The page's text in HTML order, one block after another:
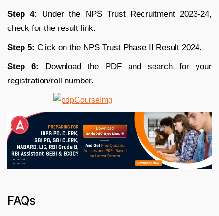
Step 4:
Under the NPS Trust Recruitment 2023-24,
check for the result link.
Step 5: Click on the NPS Trust Phase II Result 2024.
Step 6:
Download the PDF and search for your
registration/roll number.
FAQs